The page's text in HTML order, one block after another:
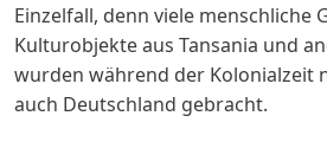
Einzelfall, denn viele menschliche
Kulturobjekte aus Tansania und
wurden während der Kolonialzeit
auch Deutschland gebracht.